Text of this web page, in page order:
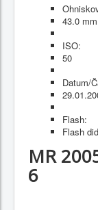
43.0 mm
ISO:
50
Datum/
Flash:
Flash
MR
6